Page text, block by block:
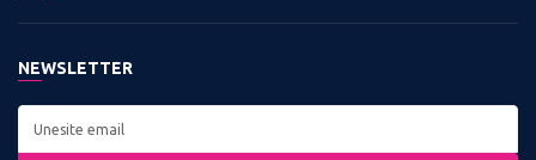
Tel: 0800 220022, 011 3460600
Radno vreme:
Ponedeljak - Petak od
Zaposlenje
Najčešća pitanja
Politika privatnosti
Kako kupiti
Isporuka
NEWSLETTER